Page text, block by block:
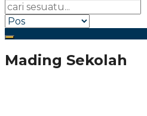
Mading Sekolah